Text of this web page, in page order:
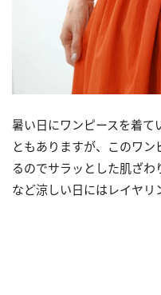
暑い日にワンピースを着
ともありますが、このワ
るのでサラッとした肌ざ
など涼しい日にはレイヤリ